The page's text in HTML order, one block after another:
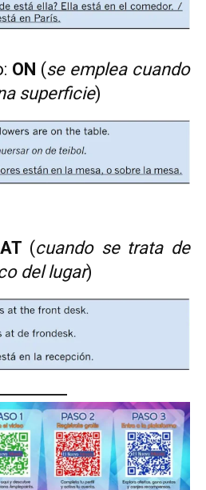
ON (se emplea cuando
superficie)
AT (cuando se trata de
del lugar)